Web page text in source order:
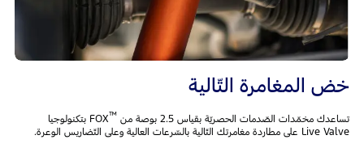
خض المغامرة التّالية
تساعدك مخمّدات الصّدمات الحصريّة بقياس 2.5 بوصة من ™
FOX بتكنولوجيا
Live Valve على مطاردة مغامرتك التّالية بالسّرعات العالية وعلى التّضاريس الوعرة.